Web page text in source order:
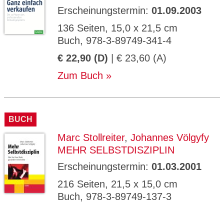
Erscheinungstermin: 01.09.2003
136 Seiten, 15,0 x 21,5 cm
Buch, 978-3-89749-341-4
€ 22,90 (D) | € 23,60 (A)
Zum Buch
BUCH
Marc Stollreiter, Johannes Völgyfy
MEHR SELBSTDISZIPLIN
Erscheinungstermin: 01.03.2001
216 Seiten, 21,5 x 15,0 cm
Buch, 978-3-89749-137-3